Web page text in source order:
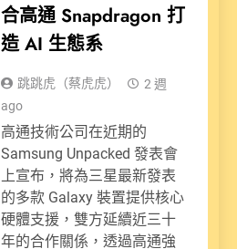
合高通 Snapdragon 打
造 AI 生態系
跳跳虎（蔡虎虎）
2 週
ago
高通技術公司在近期的
Samsung Unpacked 發表會
上宣布，將為三星最新發表
的多款 Galaxy 裝置提供核心
硬體支援，雙方延續近三十
年的合作關係，透過高通強